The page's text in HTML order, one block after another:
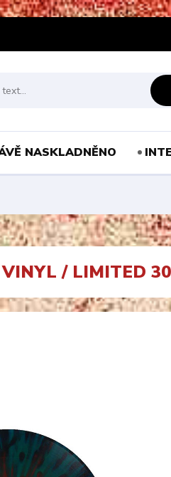
NASKLADNĚNO
/ LIMITED